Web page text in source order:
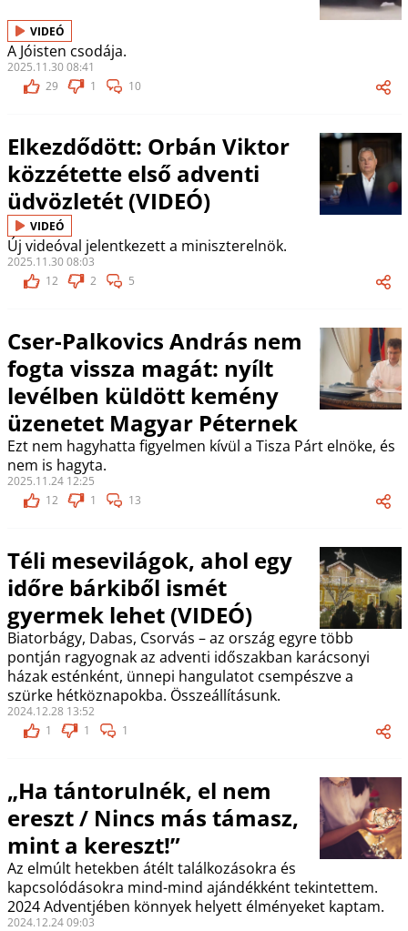
VIDEÓ
A Jóisten csodája.
2025.11.30 08:41
29
1 10
Elkezdődött: Orbán Viktor
közzétette első adventi
üdvözletét (VIDEÓ)
VIDEÓ
Új videóval jelentkezett a miniszterelnök.
2025.11.30 08:03
12
2 5
Cser-Palkovics András nem
fogta vissza magát: nyílt
levélben küldött kemény
üzenetet Magyar Péternek
Ezt nem hagyhatta figyelmen kívül a Tisza Párt elnöke, és
nem is hagyta.
2025.11.24 12:25
12
1 13
Téli mesevilágok, ahol egy
időre bárkiből ismét
gyermek lehet (VIDEÓ)
Biatorbágy, Dabas, Csorvás – az ország egyre több
pontján ragyognak az adventi időszakban karácsonyi
házak esténként, ünnepi hangulatot csempészve a
szürke hétköznapokba. Összeállításunk.
2024.12.28 13:52
1
1 1
„Ha tántorulnék, el nem
ereszt / Nincs más támasz,
mint a kereszt!”
Az elmúlt hetekben átélt találkozásokra és
kapcsolódásokra mind-mind ajándékként tekintettem.
2024 Adventjében könnyek helyett élményeket kaptam.
2024.12.24 09:03